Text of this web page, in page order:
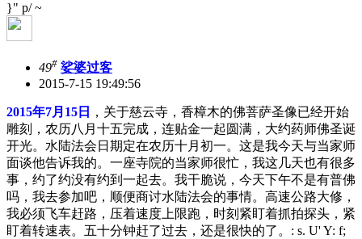
}" p/ ~
49# 娑婆过客
2015-7-15 19:49:56
2015年7月15日
，关于慈云寺，香樟木的佛菩萨圣像已经开始
雕刻，农历八月十五完成，连贴金一起圆满，大约药师佛圣诞
开光。水陆法会日期定在农历十月初一。这是我今天与当家师
面谈他告诉我的。一座寺院的当家师很忙，我这几天也有很多
事，约了约没有约到一起去。我干脆说，今天下午不是有普佛
吗，我去参加吧，顺便商讨水陆法会的事情。高速公路大修，
我必须飞车赶路，压着速度上限跑，时刻紧盯着抓拍探头，紧
盯着转速表。五十分钟赶了过去，还是很快的了。 : s. U' Y: f;